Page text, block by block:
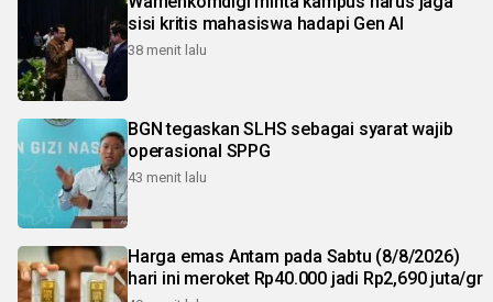
sisi kritis mahasiswa hadapi Gen AI
38 menit lalu
BGN tegaskan SLHS sebagai syarat wajib
operasional SPPG
43 menit lalu
Harga emas Antam pada Sabtu (8/8/2026)
hari ini meroket Rp40.000 jadi Rp2,690 juta/gr